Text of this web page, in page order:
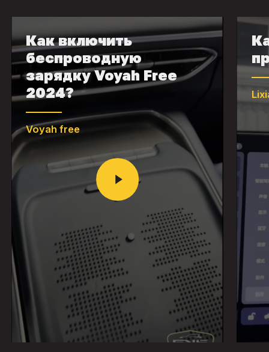
Как включить
беспроводную
зарядку Voyah Free
2024?
Voyah free